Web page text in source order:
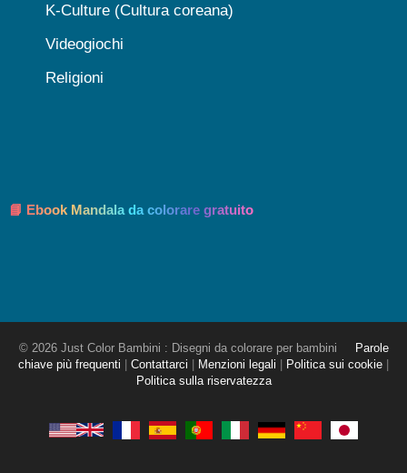
K-Culture (Cultura coreana)
Videogiochi
Religioni
📘 Ebook Mandala da colorare gratuito
© 2026 Just Color Bambini : Disegni da colorare per bambini
Parole
chiave più frequenti
Contattarci Menzioni legali Politica sui cookie
Politica sulla riservatezza